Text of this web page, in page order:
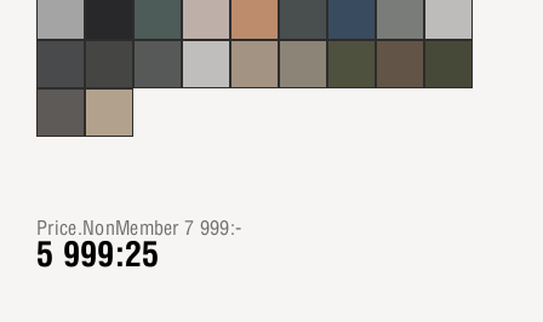
Price.NonMember 7 999:-
5 999:25